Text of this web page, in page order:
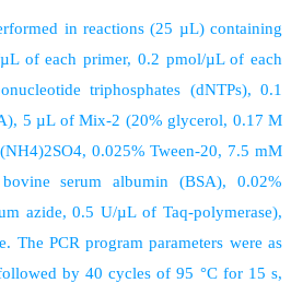
in reactions (25 µL) containing
of each primer, 0.2 pmol/µL of each
triphosphates (dNTPs), 0.1
5 µL of Mix-2 (20% glycerol, 0.17 M
0.025% Tween-20, 7.5 mM
serum albumin (BSA), 0.02%
azide, 0.5 U/µL of Taq-polymerase),
The PCR program parameters were as
by 40 cycles of 95 °C for 15 s,